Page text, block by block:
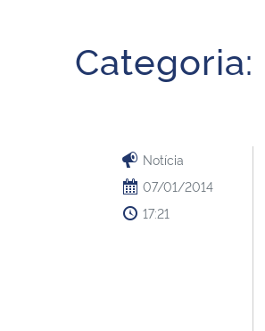
Secretaria de Governo
Categoria:
Notícia
07/01/2014
17:21